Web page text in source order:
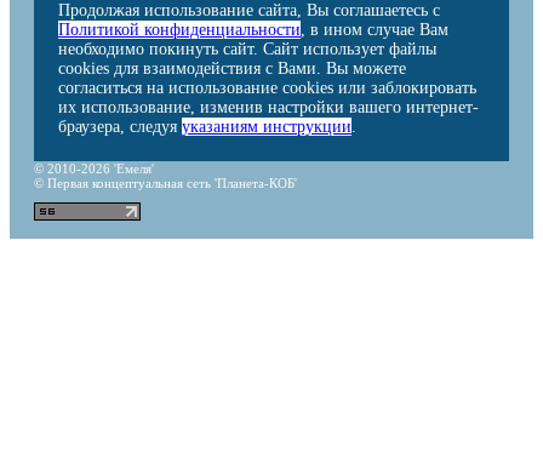
Продолжая использование сайта, Вы соглашаетесь с
Политикой конфиденциальности, в ином случае Вам
необходимо покинуть сайт. Сайт использует файлы
cookies для взаимодействия с Вами. Вы можете
согласиться на использование cookies или заблокировать
их использование, изменив настройки вашего интернет-
браузера, следуя указаниям инструкции.
© 2010-2026 'Емеля'
© Первая концептуальная сеть 'Планета-КОБ'